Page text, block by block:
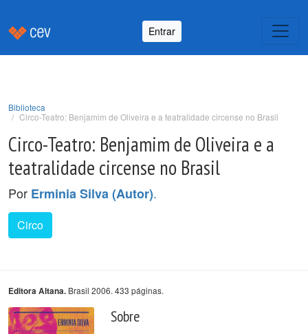
Entrar
Biblioteca
Circo-Teatro: Benjamim de Oliveira e a teatralidade circense no Brasil
Circo-Teatro: Benjamim de Oliveira e a
teatralidade circense no Brasil
Por Erminia Silva (Autor).
Circo
Editora Altana. Brasil 2006. 433 páginas.
Sobre